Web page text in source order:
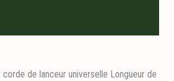
de lanceur universelle Longueur de